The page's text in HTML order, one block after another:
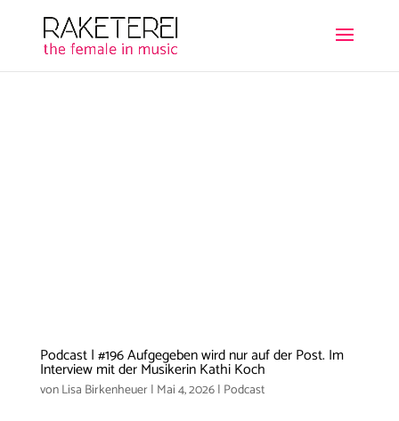
Podcast | #196 Aufgegeben wird nur auf der Post. Im
Interview mit der Musikerin Kathi Koch
vonLisa Birkenheuer| Mai 4, 2026| Podcast